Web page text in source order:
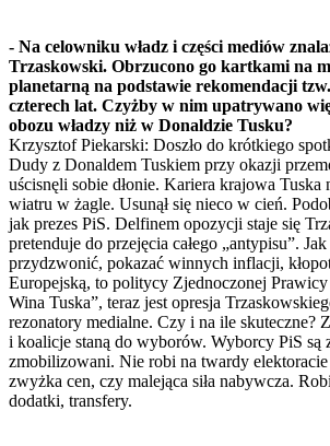
- Na celowniku władz i części mediów
Trzaskowski. Obrzucono go kartkami na
planetarną na podstawie rekomendacji
czterech lat. Czyżby w nim upatrywano
obozu władzy niż w Donaldzie Tusku?
Krzysztof Piekarski: Doszło do krótkiego
Dudy z Donaldem Tuskiem przy okazji
uścisnęli sobie dłonie. Kariera krajowa Tuska
wiatru w żagle. Usunął się nieco w cień.
jak prezes PiS. Delfinem opozycji staje się
pretenduje do przejęcia całego „antypisu”.
przydzwonić, pokazać winnych inflacji,
Europejską, to politycy Zjednoczonej
Wina Tuska”, teraz jest opresja
rezonatory medialne. Czy i na ile skuteczne?
i koalicje staną do wyborów. Wyborcy PiS są
zmobilizowani. Nie robi na twardy
zwyżka cen, czy malejąca siła nabywcza.
dodatki, transfery.